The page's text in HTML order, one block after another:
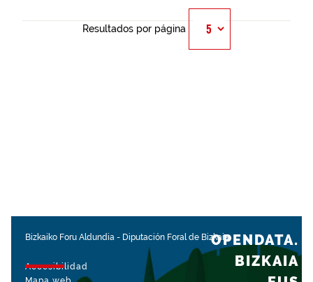
Resultados por página
Bizkaiko Foru Aldundia - Diputación Foral de Bizkaia
Accesibilidad
OPENDATA.
BIZKAIA